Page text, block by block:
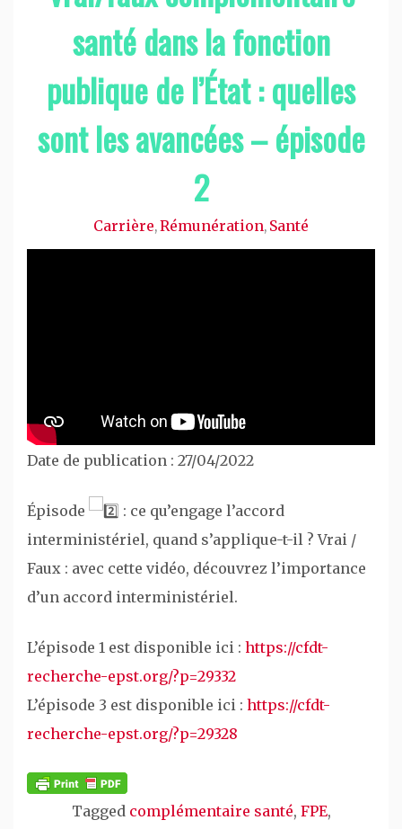
santé dans la fonction
publique de l’État : quelles
sont les avancées – épisode
2
Carrière,Rémunération, Santé
Date de publication : 27/04/2022
Épisode
: ce qu’engage l’accord
interministériel, quand s’applique-t-il ? Vrai /
Faux : avec cette vidéo, découvrez l’importance
d’un accord interministériel.
L’épisode 1 est disponible ici : https://cfdt-
recherche-epst.org/?p=29332
L’épisode 3 est disponible ici : https://cfdt-
recherche-epst.org/?p=29328
Tagged complémentaire santé, FPE,